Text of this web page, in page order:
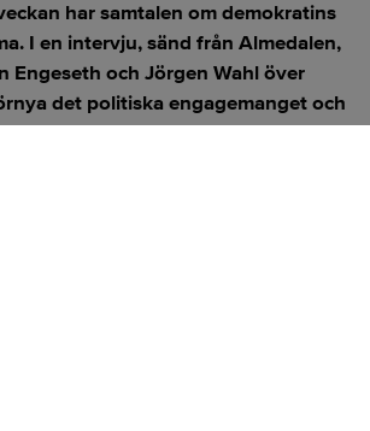
har samtalen om demokratins
I en intervju, sänd från Almedalen,
Engeseth och Jörgen Wahl över
det politiska engagemanget och
kan användas för att överbrygga